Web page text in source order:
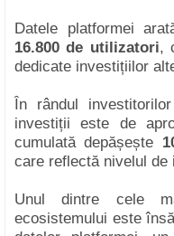
Datele platformei
16.800 de utilizatori,
dedicate investițiilor
În rândul
investiții este de
cumulată depășește
care reflectă nivelul
Unul dintre cele
ecosistemului este